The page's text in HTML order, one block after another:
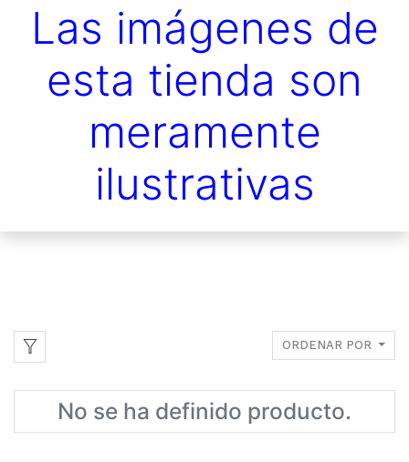
Las imágenes de
esta tienda son
meramente
ilustrativas
ORDENAR POR
No se ha definido producto.